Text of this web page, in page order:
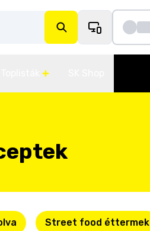
Street food éttermek